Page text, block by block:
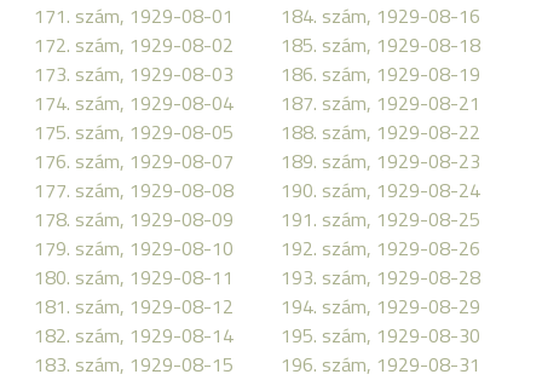
171. szám, 1929-08-01
172. szám, 1929-08-02
173. szám, 1929-08-03
174. szám, 1929-08-04
175. szám, 1929-08-05
176. szám, 1929-08-07
177. szám, 1929-08-08
178. szám, 1929-08-09
179. szám, 1929-08-10
180. szám, 1929-08-11
181. szám, 1929-08-12
182. szám, 1929-08-14
183. szám, 1929-08-15
184. szám, 1929-08-16
185. szám, 1929-08-18
186. szám, 1929-08-19
187. szám, 1929-08-21
188. szám, 1929-08-22
189. szám, 1929-08-23
190. szám, 1929-08-24
191. szám, 1929-08-25
192. szám, 1929-08-26
193. szám, 1929-08-28
194. szám, 1929-08-29
195. szám, 1929-08-30
196. szám, 1929-08-31